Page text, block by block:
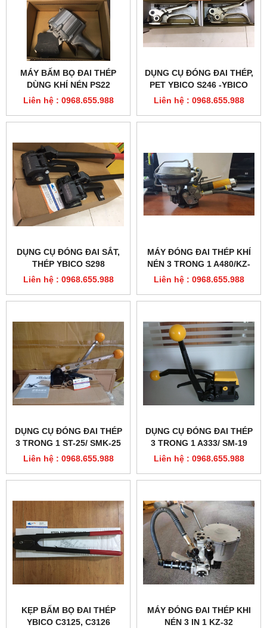
MÁY BẤM BỌ ĐAI THÉP
DÙNG KHÍ NÉN PS22
MACROLEAGUE
Liên hệ : 0968.655.988
DỤNG CỤ ĐÓNG ĐAI THÉP,
PET YBICO S246 -YBICO
S247
Liên hệ : 0968.655.988
DỤNG CỤ ĐÓNG ĐAI SẮT,
THÉP YBICO S298
Liên hệ : 0968.655.988
MÁY ĐÓNG ĐAI THÉP KHÍ
NÉN 3 TRONG 1 A480/KZ-
19
Liên hệ : 0968.655.988
DỤNG CỤ ĐÓNG ĐAI THÉP
3 TRONG 1 ST-25/ SMK-25
Liên hệ : 0968.655.988
DỤNG CỤ ĐÓNG ĐAI THÉP
3 TRONG 1 A333/ SM-19
Liên hệ : 0968.655.988
KẸP BẤM BỌ ĐAI THÉP
YBICO C3125, C3126
MÁY ĐÓNG ĐAI THÉP KHI
NÉN 3 IN 1 KZ-32